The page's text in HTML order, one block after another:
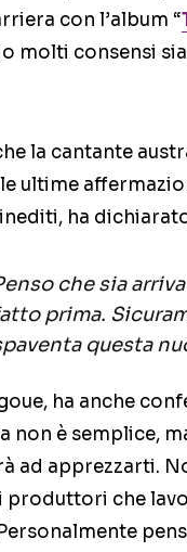
con l’album “
molti consensi
la cantante
ultime
ha
che sia
prima.
questa
ha anche
non è semplice,
ad apprezzarti.
produttori che